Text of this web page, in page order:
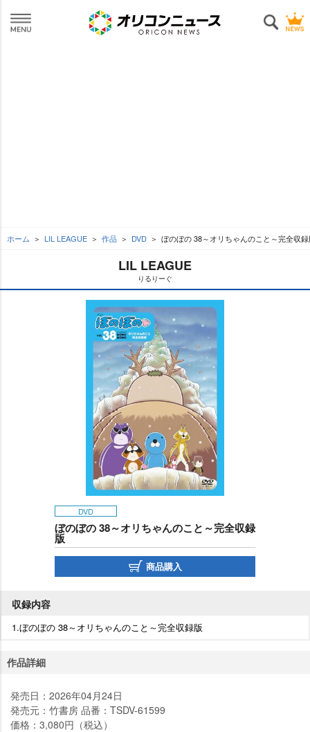
ホーム LIL LEAGUE 作品 DVD ぼのぼの 38～オリちゃんのこと～完全収
LIL LEAGUE
りるりーぐ
DVD
ぼのぼの 38～オリちゃんのこと～完全収録
版
商品購入
収録内容
1.ぼのぼの 38～オリちゃんのこと～完全収録版
作品詳細
発売日：2026年04月24日
発売元：竹書房 品番：TSDV-61599
価格：3,080円（税込）